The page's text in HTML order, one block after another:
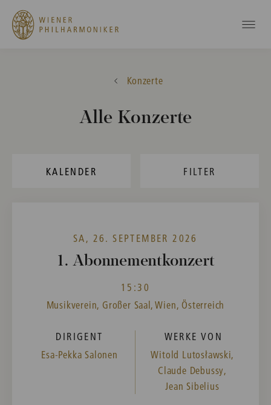
Konzerte
Alle Konzerte
KALENDER FILTER
SA, 26. SEPTEMBER 2026
1. Abonnementkonzert
15:30
Musikverein, Großer Saal, Wien, Österreich
DIRIGENT
Esa-Pekka Salonen
WERKE VON
Witold Lutosławski,
Claude Debussy,
Jean Sibelius